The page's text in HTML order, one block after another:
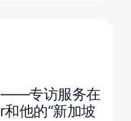
——专访服务在
他的“新加坡